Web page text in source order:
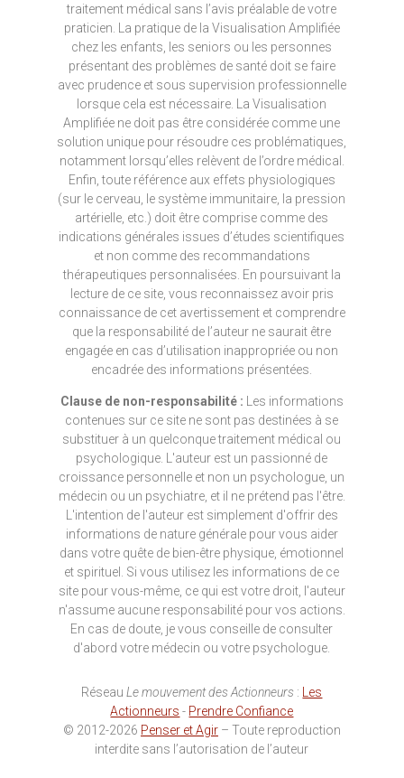
traitement médical sans l’avis préalable de votre
praticien. La pratique de la Visualisation Amplifiée
chez les enfants, les seniors ou les personnes
présentant des problèmes de santé doit se faire
avec prudence et sous supervision professionnelle
lorsque cela est nécessaire. La Visualisation
Amplifiée ne doit pas être considérée comme une
solution unique pour résoudre ces problématiques,
notamment lorsqu’elles relèvent de l’ordre médical.
Enfin, toute référence aux effets physiologiques
(sur le cerveau, le système immunitaire, la pression
artérielle, etc.) doit être comprise comme des
indications générales issues d’études scientifiques
et non comme des recommandations
thérapeutiques personnalisées. En poursuivant la
lecture de ce site, vous reconnaissez avoir pris
connaissance de cet avertissement et comprendre
que la responsabilité de l’auteur ne saurait être
engagée en cas d’utilisation inappropriée ou non
encadrée des informations présentées.
Clause de non-responsabilité : Les informations
contenues sur ce site ne sont pas destinées à se
substituer à un quelconque traitement médical ou
psychologique. L'auteur est un passionné de
croissance personnelle et non un psychologue, un
médecin ou un psychiatre, et il ne prétend pas l'être.
L'intention de l'auteur est simplement d'offrir des
informations de nature générale pour vous aider
dans votre quête de bien-être physique, émotionnel
et spirituel. Si vous utilisez les informations de ce
site pour vous-même, ce qui est votre droit, l'auteur
n'assume aucune responsabilité pour vos actions.
En cas de doute, je vous conseille de consulter
d'abord votre médecin ou votre psychologue.
RéseauLe mouvement des Actionneurs :
Les
Actionneurs - Prendre Confiance
© 2012-2026 Penser et Agir– Toute reproduction
interdite sans l’autorisation de l’auteur